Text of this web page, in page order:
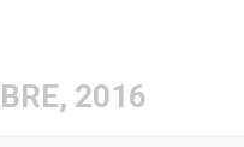
2016